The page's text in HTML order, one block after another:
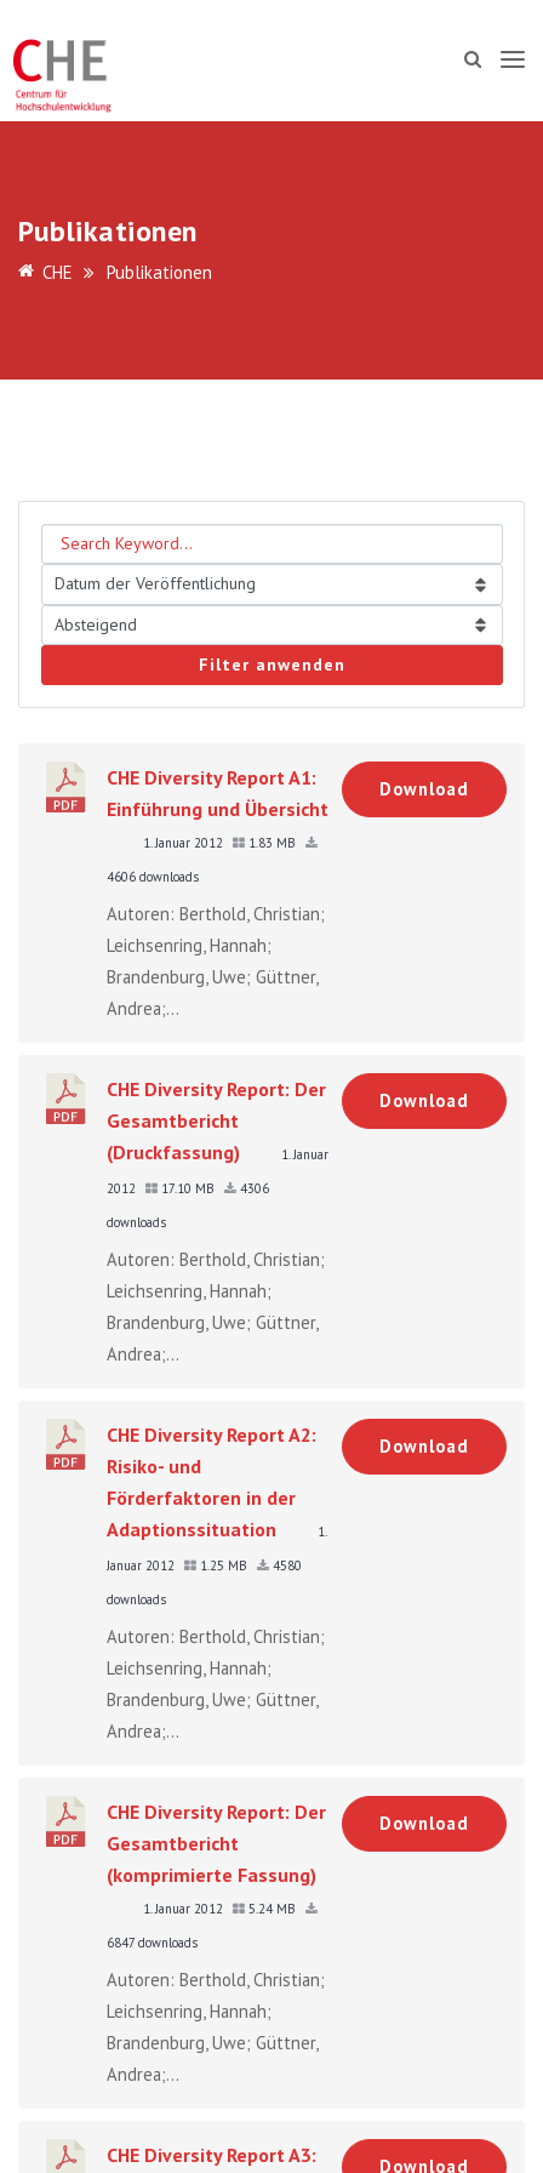
Publikationen
CHE Publikationen
Filter anwenden
CHE Diversity Report A1:
Einführung und Übersicht
1. Januar 2012
1.83 MB
4606 downloads
Autoren: Berthold, Christian;
Leichsenring, Hannah;
Brandenburg, Uwe; Güttner,
Andrea;...
Download
CHE Diversity Report: Der
Gesamtbericht
(Druckfassung)
1. Januar
2012
17.10 MB
4306
downloads
Autoren: Berthold, Christian;
Leichsenring, Hannah;
Brandenburg, Uwe; Güttner,
Andrea;...
Download
CHE Diversity Report A2:
Risiko- und
Förderfaktoren in der
Adaptionssituation
1.
Januar 2012
1.25 MB
4580
downloads
Autoren: Berthold, Christian;
Leichsenring, Hannah;
Brandenburg, Uwe; Güttner,
Andrea;...
Download
CHE Diversity Report: Der
Gesamtbericht
(komprimierte Fassung)
1. Januar 2012
5.24 MB
6847 downloads
Autoren: Berthold, Christian;
Leichsenring, Hannah;
Brandenburg, Uwe; Güttner,
Andrea;...
Download
CHE Diversity Report A3: Download